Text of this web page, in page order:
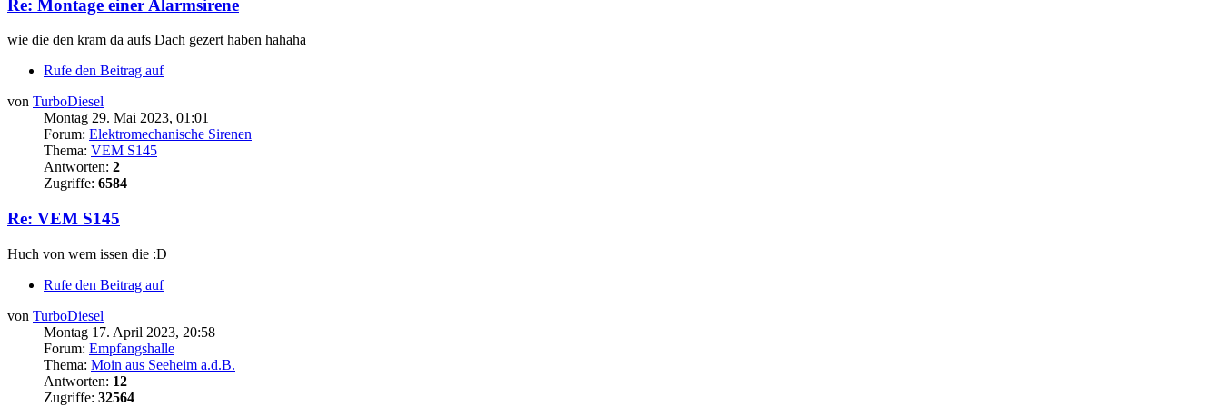
Re: Montage einer Alarmsirene
wie die den kram da aufs Dach gezert haben hahaha
Rufe den Beitrag auf
von TurboDiesel
Montag 29. Mai 2023, 01:01
Forum: Elektromechanische Sirenen
Thema: VEM S145
Antworten: 2
Zugriffe: 6584
Re: VEM S145
Huch von wem issen die :D
Rufe den Beitrag auf
von TurboDiesel
Montag 17. April 2023, 20:58
Forum: Empfangshalle
Thema: Moin aus Seeheim a.d.B.
Antworten: 12
Zugriffe: 32564